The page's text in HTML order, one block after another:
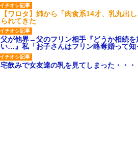
【ワロタ】姉から「肉食系14才、乳丸出
られてきた
父が他界→父のフリン相手『どうか相続
い…』私「お子さんはフリン略奪婚って
宅飲みで女友達の乳を見てしまった・・・